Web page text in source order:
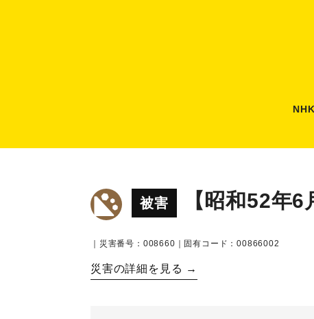
被害 【昭和52年
｜災害番号：008660｜固有コード：00866002
災害の詳細を見る →